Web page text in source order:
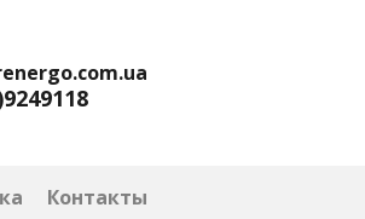
Контакты